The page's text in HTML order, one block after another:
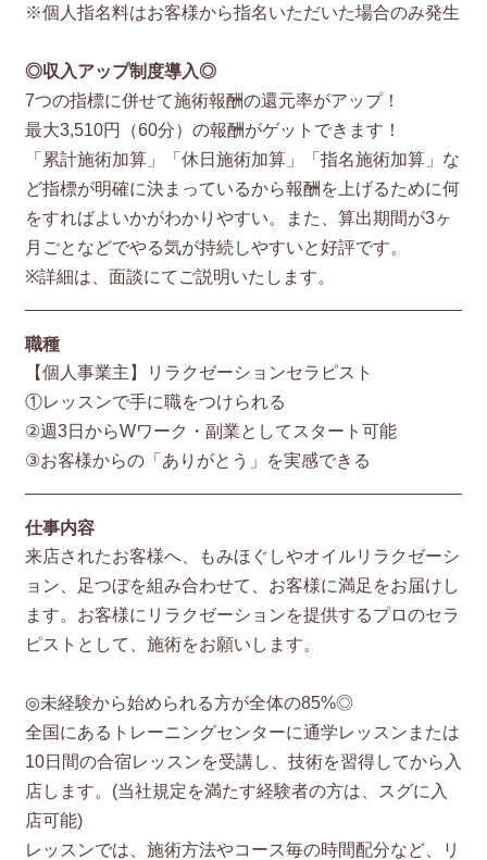
※個人指名料はお客様から指名いただいた場合のみ発生
◎収入アップ制度導入◎
7つの指標に併せて施術報酬の還元率がアップ！
最大3,510円（60分）の報酬がゲットできます！
「累計施術加算」「休日施術加算」「指名施術加算」な
ど指標が明確に決まっているから報酬を上げるために何
をすればよいかがわかりやすい。また、算出期間が3ヶ
月ごとなどでやる気が持続しやすいと好評です。
※詳細は、面談にてご説明いたします。
職種
【個人事業主】リラクゼーションセラピスト
①レッスンで手に職をつけられる
②週3日からWワーク・副業としてスタート可能
③お客様からの「ありがとう」を実感できる
仕事内容
来店されたお客様へ、もみほぐしやオイルリラクゼーシ
ョン、足つぼを組み合わせて、お客様に満足をお届けし
ます。お客様にリラクゼーションを提供するプロのセラ
ピストとして、施術をお願いします。
◎未経験から始められる方が全体の85%◎
全国にあるトレーニングセンターに通学レッスンまたは
10日間の合宿レッスンを受講し、技術を習得してから入
店します。(当社規定を満たす経験者の方は、スグに入
店可能)
レッスンでは、施術方法やコース毎の時間配分など、リ